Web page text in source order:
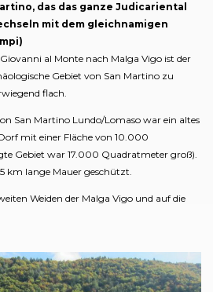
das das ganze Judicariental
mit dem gleichnamigen
al Monte nach Malga Vigo ist der
Gebiet von San Martino zu
flach.
San Martino Lundo/Lomaso war ein altes
mit einer Fläche von 10.000
Gebiet war 17.000 Quadratmeter groß).
km lange Mauer geschützt.
Weiden der Malga Vigo und auf die